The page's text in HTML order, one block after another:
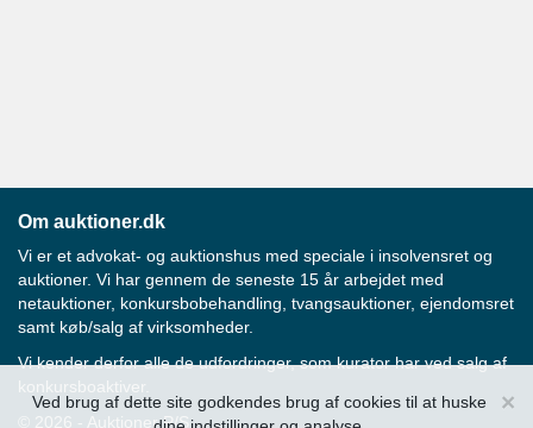
×
Ved brug af dette site godkendes brug af cookies til at huske
Om auktioner.dk
Vi er et advokat- og auktionshus med speciale i insolvensret og
auktioner. Vi har gennem de seneste 15 år arbejdet med
netauktioner, konkursbobehandling, tvangsauktioner, ejendomsret
samt køb/salg af virksomheder.
Vi kender derfor alle de udfordringer, som kurator har ved salg af
konkursboaktiver.
© 2026 - Auktioner P/S